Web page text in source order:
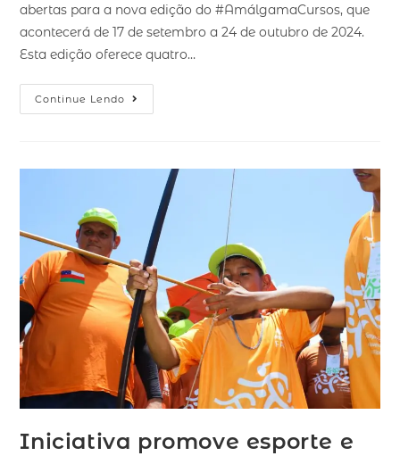
abertas para a nova edição do #AmálgamaCursos, que
acontecerá de 17 de setembro a 24 de outubro de 2024.
Esta edição oferece quatro…
Continue Lendo
Iniciativa promove esporte e